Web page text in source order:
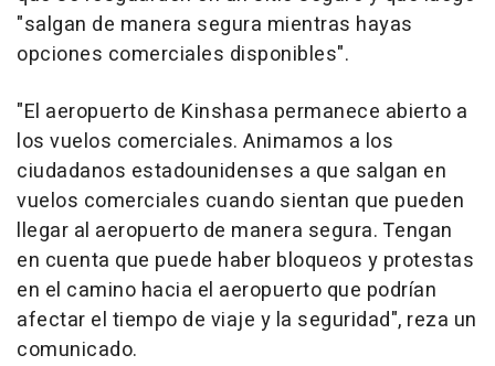
"salgan de manera segura mientras hayas
opciones comerciales disponibles".
"El aeropuerto de Kinshasa permanece abierto a
los vuelos comerciales. Animamos a los
ciudadanos estadounidenses a que salgan en
vuelos comerciales cuando sientan que pueden
llegar al aeropuerto de manera segura. Tengan
en cuenta que puede haber bloqueos y protestas
en el camino hacia el aeropuerto que podrían
afectar el tiempo de viaje y la seguridad", reza un
comunicado.